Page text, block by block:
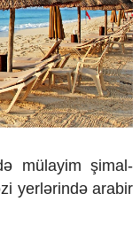
mülayim şimal-
yerlərində arabir